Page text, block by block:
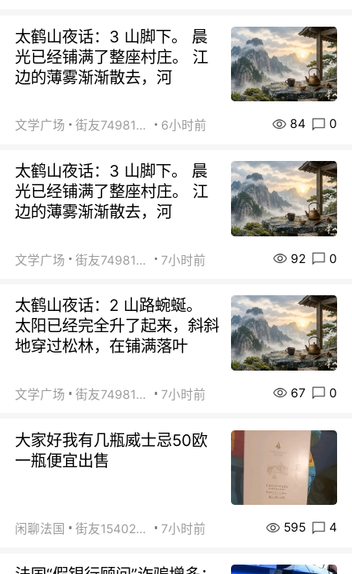
太鹤山夜话：3 山脚下。 晨
光已经铺满了整座村庄。 江
边的薄雾渐渐散去，河
文学广场 街友74981146 6小时前 84 0
太鹤山夜话：3 山脚下。 晨
光已经铺满了整座村庄。 江
边的薄雾渐渐散去，河
文学广场 街友74981146 7小时前 92 0
太鹤山夜话：2 山路蜿蜒。
太阳已经完全升了起来，斜斜
地穿过松林，在铺满落叶
文学广场 街友74981146 7小时前 67 0
大家好我有几瓶威士忌50欧
一瓶便宜出售
闲聊法国 街友15402223 7小时前 595 4